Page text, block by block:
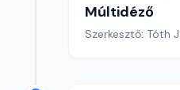
Múltidéző
Szerkesztő: Tóth